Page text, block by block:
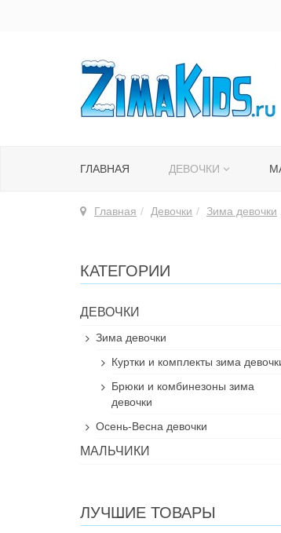
ГЛАВНАЯ ДЕВОЧКИ
Главная Девочки Зима девочки
КАТЕГОРИИ
ДЕВОЧКИ
Зима девочки
Куртки и комплекты зима
Брюки и комбинезоны зима
девочки
Осень-Весна девочки
МАЛЬЧИКИ
ЛУЧШИЕ ТОВАРЫ